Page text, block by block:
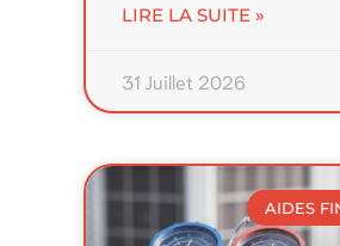
LIRE LA SUITE »
31 Juillet 2026
AIDES